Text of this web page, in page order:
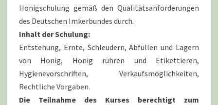
Honigschulung gemäß den Qualitätsanforderungen
des Deutschen Imkerbundes durch.
Inhalt der Schulung:
Entstehung, Ernte, Schleudern, Abfüllen und Lagern
von Honig, Honig rühren und Etikettieren,
Hygienevorschriften, Verkaufsmöglichkeiten,
Rechtliche Vorgaben.
Die Teilnahme des Kurses berechtigt zum